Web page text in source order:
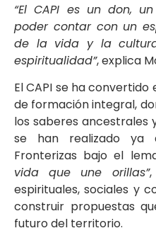
“El CAPI es un don,
poder contar con un
de la vida y la
espiritualidad”, explica
El CAPI se ha
de formación integral,
los saberes ancestrales
se han realizado ya
Fronterizas bajo el
vida que une orillas”,
espirituales, sociales y
construir propuestas
futuro del territorio.